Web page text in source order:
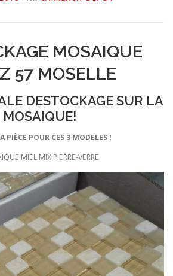
MOSAIQUE
57 MOSELLE
DESTOCKAGE SUR LA
MOSAIQUE!
PIÈCE POUR CES 3 MODELES !
MIEL MIX PIERRE-VERRE